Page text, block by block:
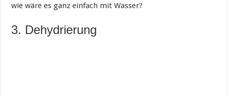
wie wäre es ganz einfach mit Wasser?
3. Dehydrierung